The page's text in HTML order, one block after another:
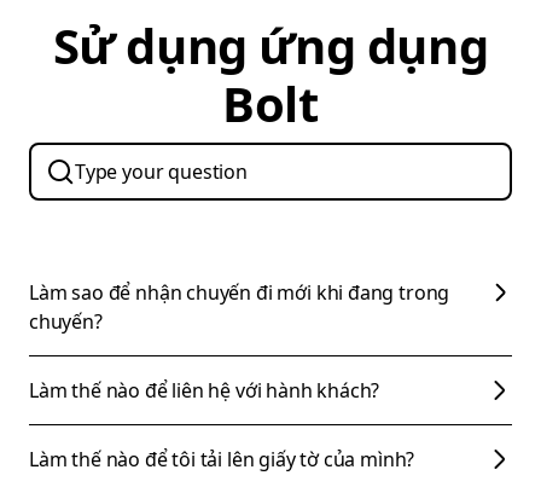
Sử dụng ứng dụng
Bolt
Làm sao để nhận chuyến đi mới khi đang trong
chuyến?
Làm thế nào để liên hệ với hành khách?
Làm thế nào để tôi tải lên giấy tờ của mình?